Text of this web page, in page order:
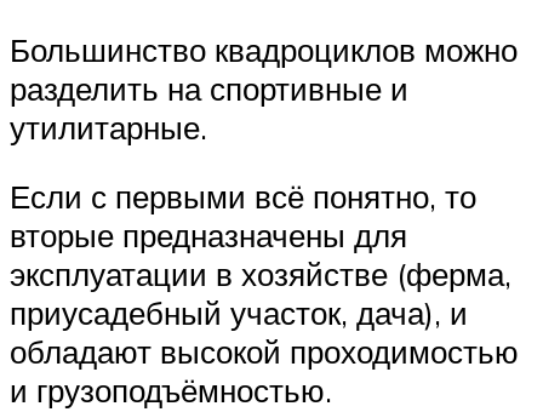
Большинство квадроциклов можно
разделить на спортивные и
утилитарные.
Если с первыми всё понятно, то
вторые предназначены для
эксплуатации в хозяйстве (ферма,
приусадебный участок, дача), и
обладают высокой проходимостью
и грузоподъёмностью.